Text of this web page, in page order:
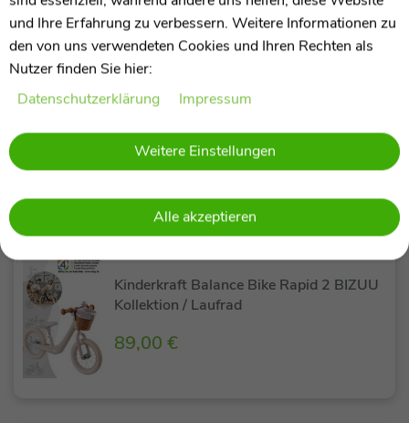
SALE
Kinderkraft Pilot 2 Buggy / Reisebuggy
189,00 €
Kinderkraft Balance Bike Rapid 2 BIZUU
Kollektion / Laufrad
89,00 €
und Ihre Erfahrung zu verbessern. Weitere Informationen zu
den von uns verwendeten Cookies und Ihren Rechten als
Nutzer finden Sie hier:
Daten­schutz­erklärung
Impressum
Weitere Einstellungen
Alle akzeptieren